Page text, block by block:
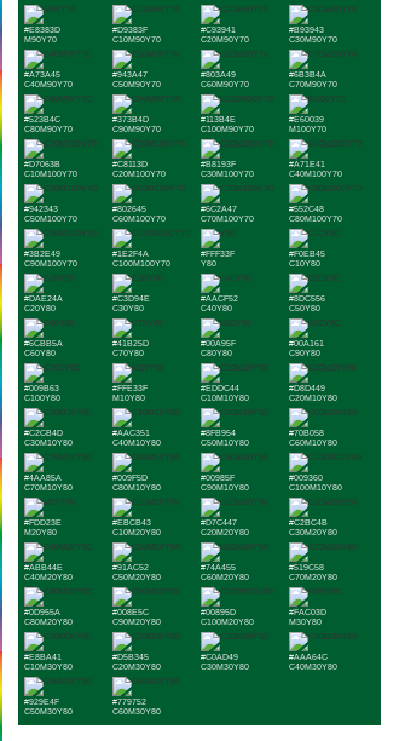
#E8383D
M90Y70
#D9383F
C10M90Y70
#C93941
C20M90Y70
#B93943
C30M90Y70
#A73A45
C40M90Y70
#943A47
C50M90Y70
#803A49
C60M90Y70
#6B3B4A
C70M90Y70
#523B4C
C80M90Y70
#373B4D
C90M90Y70
#113B4E
C100M90Y70
#E60039
M100Y70
#D7063B
C10M100Y70
#C8113D
C20M100Y70
#B8193F
C30M100Y70
#A71E41
C40M100Y70
#942343
C50M100Y70
#802645
C60M100Y70
#6C2A47
C70M100Y70
#552C48
C80M100Y70
#3B2E49
C90M100Y70
#1E2F4A
C100M100Y70
#FFF33F
Y80
#F0EB45
C10Y80
#DAE24A
C20Y80
#C3D94E
C30Y80
#AACF52
C40Y80
#8DC556
C50Y80
#6CBB5A
C60Y80
#41B25D
C70Y80
#00A95F
C80Y80
#00A161
C90Y80
#009B63
C100Y80
#FFE33F
M10Y80
#EDDC44
C10M10Y80
#D8D449
C20M10Y80
#C2CB4D
C30M10Y80
#AAC351
C40M10Y80
#8FB954
C50M10Y80
#70B058
C60M10Y80
#4AA85A
C70M10Y80
#009F5D
C80M10Y80
#00985F
C90M10Y80
#009360
C100M10Y80
#FDD23E
M20Y80
#EBCB43
C10M20Y80
#D7C447
C20M20Y80
#C2BC4B
C30M20Y80
#ABB44E
C40M20Y80
#91AC52
C50M20Y80
#74A455
C60M20Y80
#519C58
C70M20Y80
#0D955A
C80M20Y80
#008E5C
C90M20Y80
#00895D
C100M20Y80
#FAC03D
M30Y80
#E8BA41
C10M30Y80
#D5B345
C20M30Y80
#C0AD49
C30M30Y80
#AAA64C
C40M30Y80
#929E4F
C50M30Y80
#779752
C60M30Y80